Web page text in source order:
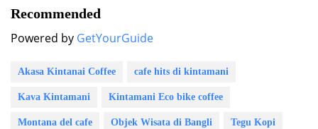
Recommended
Powered by GetYourGuide
Akasa Kintanai Coffee cafe hits di kintamani
Kava Kintamani Kintamani Eco bike coffee
Montana del cafe Objek Wisata di Bangli Tegu Kopi